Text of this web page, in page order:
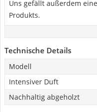
Uns gefällt außerdem
Produkts.
Technische Details
Modell
Intensiver Duft
Nachhaltig abgeholzt